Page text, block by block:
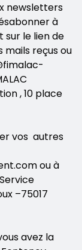
newsletters
à
le lien de
reçus ou
, 10 place
vos autres
ou à
–75017
avez la